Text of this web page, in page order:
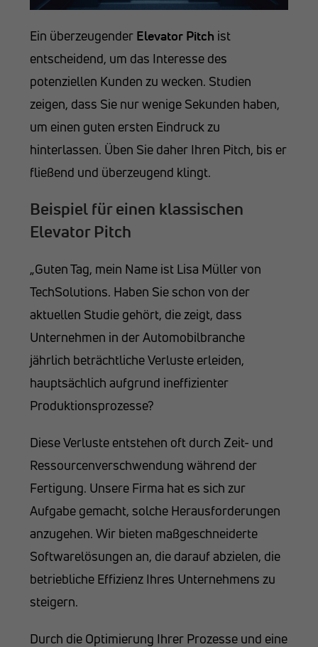
Ein überzeugender Elevator Pitch ist
entscheidend, um das Interesse des
potenziellen Kunden zu wecken. Studien
zeigen, dass Sie nur wenige Sekunden haben,
um einen guten ersten Eindruck zu
hinterlassen. Üben Sie daher Ihren Pitch, bis er
fließend und überzeugend klingt.
Beispiel für einen klassischen
Elevator Pitch
„Guten Tag, mein Name ist Lisa Müller von
TechSolutions. Haben Sie schon von der
aktuellen Studie gehört, die zeigt, dass
Unternehmen in der Automobilbranche
jährlich beträchtliche Verluste erleiden,
hauptsächlich aufgrund ineffizienter
Produktionsprozesse?
Diese Verluste entstehen oft durch Zeit- und
Ressourcenverschwendung während der
Fertigung. Unsere Firma hat es sich zur
Aufgabe gemacht, solche Herausforderungen
anzugehen. Wir bieten maßgeschneiderte
Softwarelösungen an, die darauf abzielen, die
betriebliche Effizienz Ihres Unternehmens zu
steigern.
Durch die Optimierung Ihrer Prozesse und eine